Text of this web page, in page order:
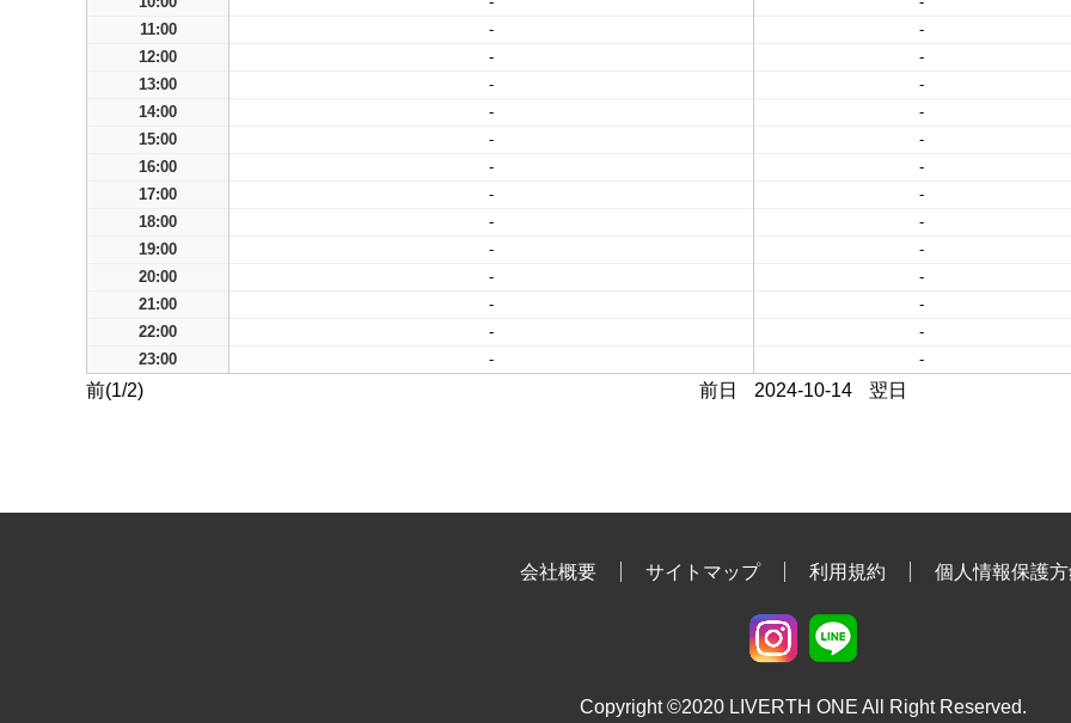
11:00
- -
12:00
- -
13:00
- -
14:00
- -
15:00
- -
16:00
- -
17:00
- -
18:00
- -
19:00
- -
20:00
- -
21:00
- -
22:00
- -
23:00
- -
前(1/2) 前日 2024-10-14 翌日
会社概要 サイトマップ 利用規約 個人情報保護
Copyright ©2020 LIVERTH ONE All Right Reserved.